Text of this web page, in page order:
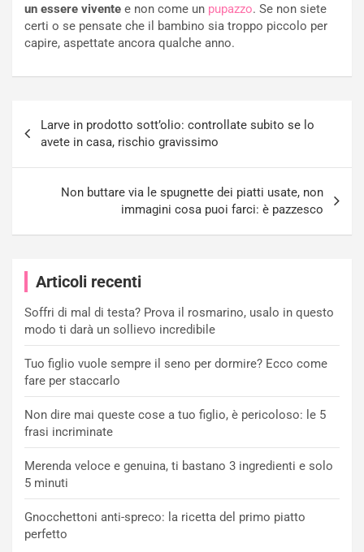
un essere vivente e non come un pupazzo. Se non siete
certi o se pensate che il bambino sia troppo piccolo per
capire, aspettate ancora qualche anno.
articoli
Larve in prodotto sott’olio: controllate subito se lo
avete in casa, rischio gravissimo
Non buttare via le spugnette dei piatti usate, non
immagini cosa puoi farci: è pazzesco
Articoli recenti
Soffri di mal di testa? Prova il rosmarino, usalo in questo
modo ti darà un sollievo incredibile
Tuo figlio vuole sempre il seno per dormire? Ecco come
fare per staccarlo
Non dire mai queste cose a tuo figlio, è pericoloso: le 5
frasi incriminate
Merenda veloce e genuina, ti bastano 3 ingredienti e solo
5 minuti
Gnocchettoni anti-spreco: la ricetta del primo piatto
perfetto